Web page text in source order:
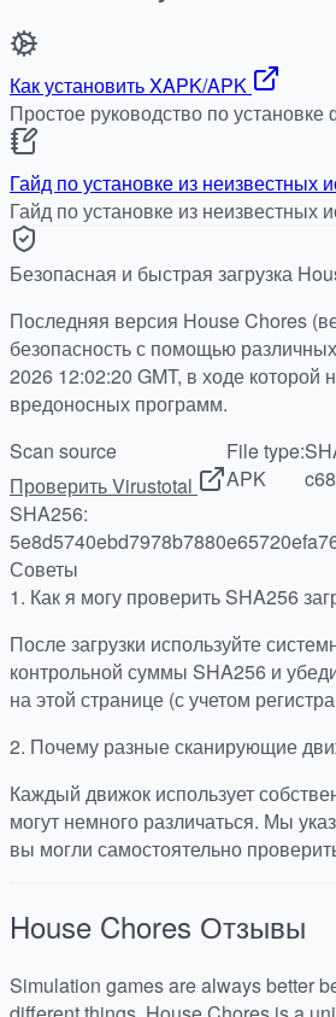
Как установить XAPK/APK
Простое руководство по
Гайд по установке из неизвестных
Гайд по установке из неизвестных
Безопасная и быстрая загрузка
Последняя версия House Chores
безопасность с помощью
2026 12:02:20 GMT, в ходе
вредоносных программ.
Scan source
Проверить Virustotal
File type:
APK
SHA256:
Советы
1. Как я могу проверить SHA256
После загрузки используйте
контрольной суммы SHA256 и
на этой странице (с учетом
2. Почему разные сканирующие
Каждый движок использует
могут немного различаться. Мы
вы могли самостоятельно
House Chores Отзывы
Simulation games are always better